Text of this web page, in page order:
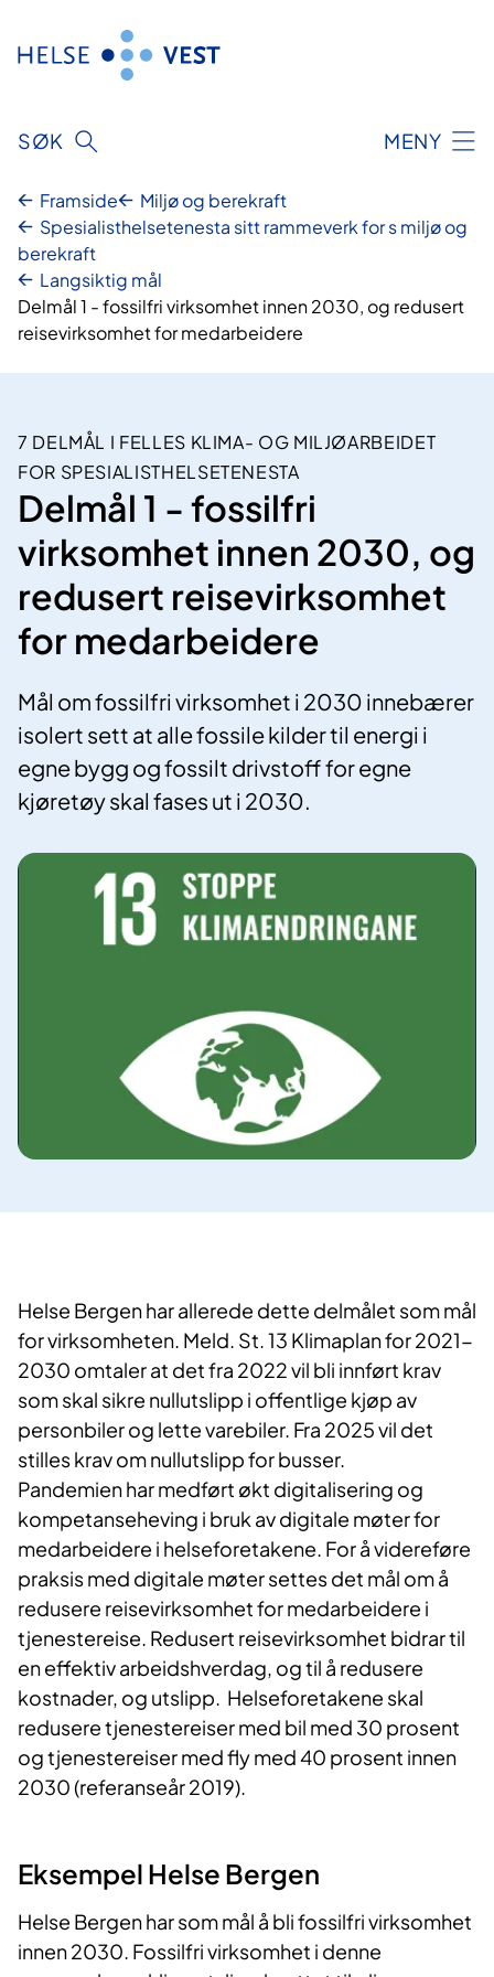
innhald
SØK MENY
Framside
Miljø og berekraft
Spesialisthelsetenesta sitt rammeverk for s miljø og
berekraft
Langsiktig mål
Delmål 1 - fossilfri virksomhet innen 2030, og redusert
reisevirksomhet for medarbeidere
7 DELMÅL I FELLES KLIMA- OG MILJØARBEIDET
FOR SPESIALISTHELSETENESTA
Delmål 1 - fossilfri
virksomhet innen 2030, og
redusert reisevirksomhet
for medarbeidere
Mål om fossilfri virksomhet i 2030 innebærer
isolert sett at alle fossile kilder til energi i
egne bygg og fossilt drivstoff for egne
kjøretøy skal fases ut i 2030.
Helse Bergen har allerede dette delmålet som mål
for virksomheten. Meld. St. 13 Klimaplan for 2021-
2030 omtaler at det fra 2022 vil bli innført krav
som skal sikre nullutslipp i offentlige kjøp av
personbiler og lette varebiler. Fra 2025 vil det
stilles krav om nullutslipp for busser.
Pandemien har medført økt digitalisering og
kompetanseheving i bruk av digitale møter for
medarbeidere i helseforetakene. For å videreføre
praksis med digitale møter settes det mål om å
redusere reisevirksomhet for medarbeidere i
tjenestereise. Redusert reisevirksomhet bidrar til
en effektiv arbeidshverdag, og til å redusere
kostnader, og utslipp. Helseforetakene skal
redusere tjenestereiser med bil med 30 prosent
og tjenestereiser med fly med 40 prosent innen
2030 (referanseår 2019).
Eksempel Helse Bergen
Helse Bergen har som mål å bli fossilfri virksomhet
innen 2030. Fossilfri virksomhet i denne